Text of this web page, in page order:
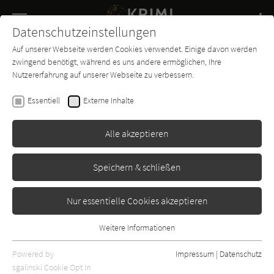
SUCHE
Buch-
Entdecker
Forum Charts
Elias Haller
Der Kryptologe (Ein Arne-
Stiller-Thriller 1)
Edition M
Datenschutzeinstellungen
Auf unserer Webseite werden Cookies verwendet. Einige davon werden
zwingend benötigt, während es uns andere ermöglichen, Ihre
Nutzererfahrung auf unserer Webseite zu verbessern.
Essentiell Externe Inhalte
Alle akzeptieren
Speichern & schließen
Nur essentielle Cookies akzeptieren
Essentielle Cookies werden für grundlegende Funktionen der
Webseite benötigt. Dadurch ist gewährleistet, dass die Webseite
Weitere Informationen
Powered by
sgalinski Cookie Opt In
Impressum | Datenschutz